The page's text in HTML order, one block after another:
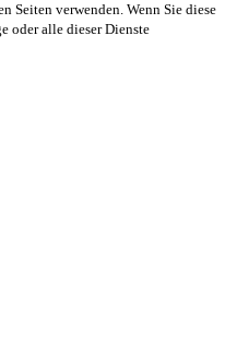
Seiten verwenden. Wenn Sie diese
oder alle dieser Dienste